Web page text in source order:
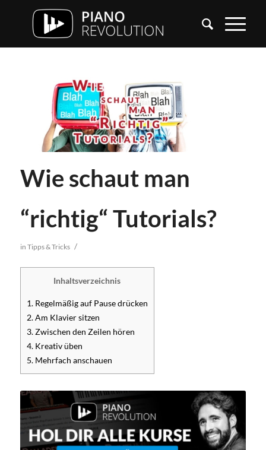
Wie schaut man
“richtig“ Tutorials?
in Tipps & Tricks /
Inhaltsverzeichnis
1. Regelmäßig auf Pause drücken
2. Am Klavier sitzen
3. Zwischen den Zeilen hören
4. Kreativ üben
5. Mehrfach anschauen